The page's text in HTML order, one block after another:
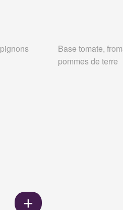
Base tomate,
pommes de terre